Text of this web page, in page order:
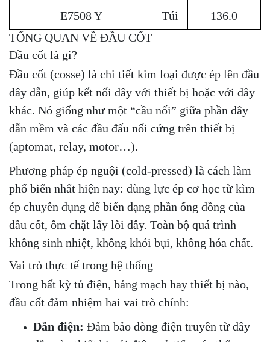
E7508 Y Túi
136.0
TỔNG QUAN VỀ ĐẦU CỐT
Đầu cốt là gì?
Đầu cốt (cosse) là chi tiết kim loại được ép lên đầu
dây dẫn, giúp kết nối dây với thiết bị hoặc với dây
khác. Nó giống như một “cầu nối” giữa phần dây
dẫn mềm và các đầu đấu nối cứng trên thiết bị
(aptomat, relay, motor…).
Phương pháp ép nguội (cold-pressed) là cách làm
phổ biến nhất hiện nay: dùng lực ép cơ học từ kìm
ép chuyên dụng để biến dạng phần ống đồng của
đầu cốt, ôm chặt lấy lõi dây. Toàn bộ quá trình
không sinh nhiệt, không khói bụi, không hóa chất.
Vai trò thực tế trong hệ thống
Trong bất kỳ tủ điện, bảng mạch hay thiết bị nào,
đầu cốt đảm nhiệm hai vai trò chính:
Dẫn điện: Đảm bảo dòng điện truyền từ dây